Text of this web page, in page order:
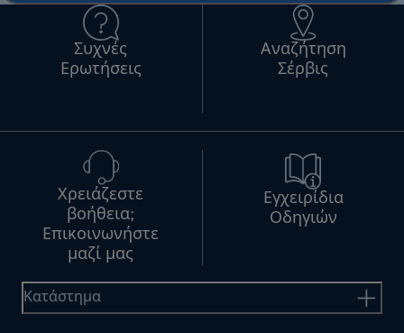
Συχνές
Ερωτήσεις
Αναζήτηση
Σέρβις
Χρειάζεστε
βοήθεια;
Επικοινωνήστε
μαζί μας
Εγχειρίδια
Οδηγιών
Κατάστημα